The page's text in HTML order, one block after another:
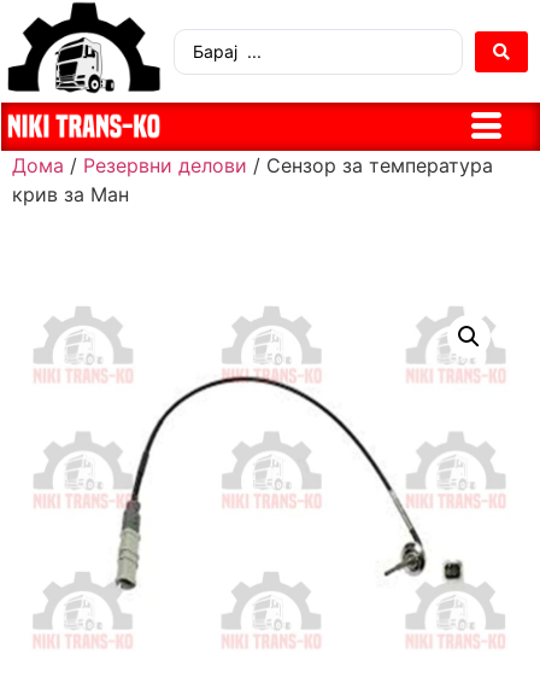
Дома / Резервни делови / Сензор за температура
крив за Ман